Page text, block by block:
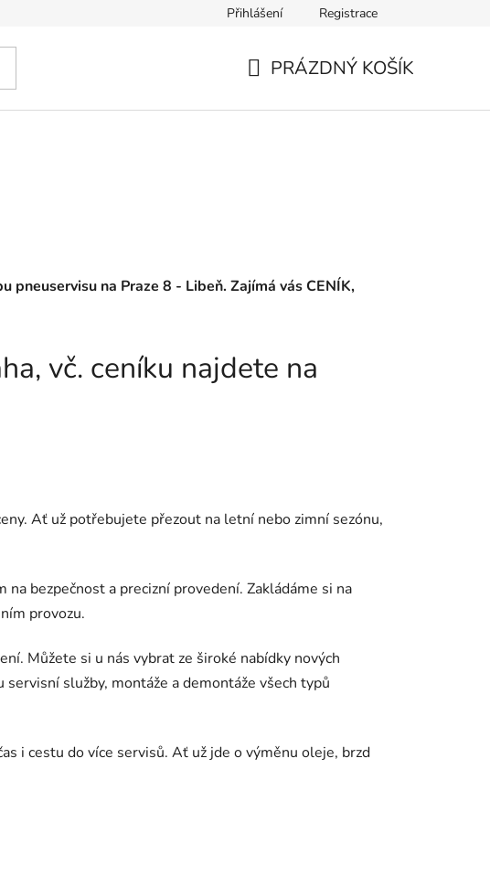
Přihlášení Registrace
PRÁZDNÝ KOŠÍK
pneuservisu na Praze 8 - Libeň. Zajímá vás CENÍK,
vč. ceníku najdete na
Ať už potřebujete přezout na letní nebo zimní sezónu,
bezpečnost a precizní provedení. Zakládáme si na
provozu.
Můžete si u nás vybrat ze široké nabídky nových
služby, montáže a demontáže všech typů
i cestu do více servisů. Ať už jde o výměnu oleje, brzd